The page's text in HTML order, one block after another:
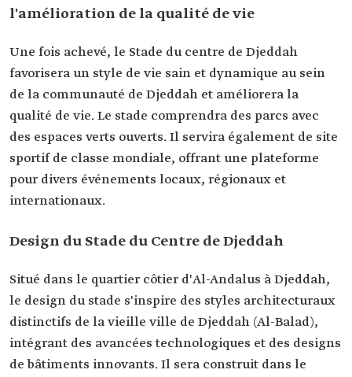
l'amélioration de la qualité de vie
Une fois achevé, le Stade du centre de Djeddah
favorisera un style de vie sain et dynamique au sein
de la communauté de Djeddah et améliorera la
qualité de vie. Le stade comprendra des parcs avec
des espaces verts ouverts. Il servira également de site
sportif de classe mondiale, offrant une plateforme
pour divers événements locaux, régionaux et
internationaux.
Design du Stade du Centre de Djeddah
Situé dans le quartier côtier d'Al-Andalus à Djeddah,
le design du stade s'inspire des styles architecturaux
distinctifs de la vieille ville de Djeddah (Al-Balad),
intégrant des avancées technologiques et des designs
de bâtiments innovants. Il sera construit dans le